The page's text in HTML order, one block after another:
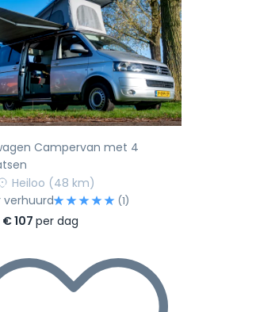
Volgende
Campervan met 4
Heiloo (48 km)
verhuurd
(1)
€ 107per dag